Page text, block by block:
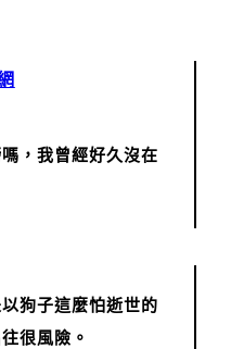
，我曾經好久沒在
狗子這麼怕逝世的
很風險。